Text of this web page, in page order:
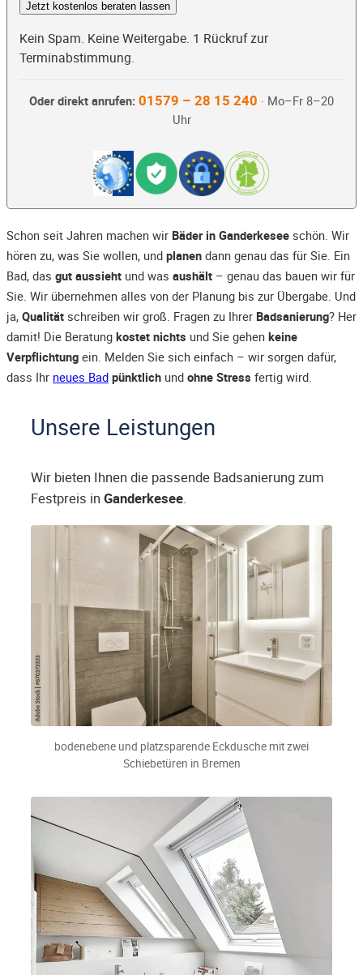
Jetzt kostenlos beraten lassen
Kein Spam. Keine Weitergabe. 1 Rückruf zur
Terminabstimmung.
Oder direkt anrufen: 01579 – 28 15 240 · Mo–Fr 8–20
Uhr
Schon seit Jahren machen wir Bäder in Ganderkesee schön. Wir
hören zu, was Sie wollen, und planen dann genau das für Sie. Ein
Bad, das gut aussieht und was aushält – genau das bauen wir für
Sie. Wir übernehmen alles von der Planung bis zur Übergabe. Und
ja, Qualität schreiben wir groß. Fragen zu Ihrer Badsanierung? Her
damit! Die Beratung kostet nichts und Sie gehen keine
Verpflichtung ein. Melden Sie sich einfach – wir sorgen dafür,
dass Ihr neues Bad pünktlich und ohne Stress fertig wird.
Unsere Leistungen
Wir bieten Ihnen die passende Badsanierung zum
Festpreis in Ganderkesee.
bodenebene und platzsparende Eckdusche mit zwei
Schiebetüren in Bremen